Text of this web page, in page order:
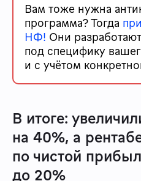
Вам тоже нужна
программа? Тогда
НФ! Они
под специфику
и с учётом
В итоге:
на 40%, а
по чистой
до 20%